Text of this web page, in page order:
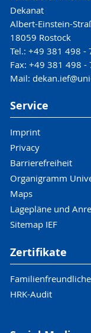
Dekanat
Albert-Einstein-
18059 Rostock
Tel.: +49 381 498 -
Fax: +49 381 498 -
Mail:
Service
Imprint
Privacy
Barrierefreiheit
Organigramm
Maps
Lagepläne und
Sitemap IEF
Zertifikate
HRK-Audit